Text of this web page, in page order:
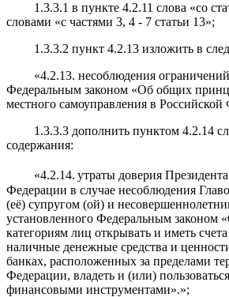
1.3.3.1 в пункте 4.2.11 слова «со
словами «с частями 3, 4 - 7 статьи 13»;
1.3.3.2 пункт 4.2.13 изложить в
«4.2.13. несоблюдения
Федеральным законом «Об общих
местного самоуправления в
1.3.3.3 дополнить пунктом 4.2.14
содержания:
«4.2.14. утраты доверия
Федерации в случае несоблюдения
(её) супругом (ой) и
установленного Федеральным законом
категориям лиц открывать и иметь
наличные денежные средства и
банках, расположенных за пределами
Федерации, владеть и (или)
финансовыми инструментами».»;